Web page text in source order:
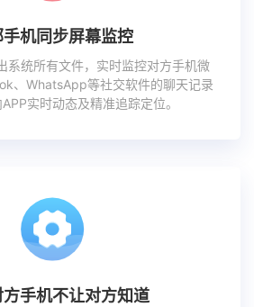
手机同步屏幕监控
系统所有文件，实时监控对方手机微
、WhatsApp等社交软件的聊天记录
实时动态及精准追踪定位。
方手机不让对方知道